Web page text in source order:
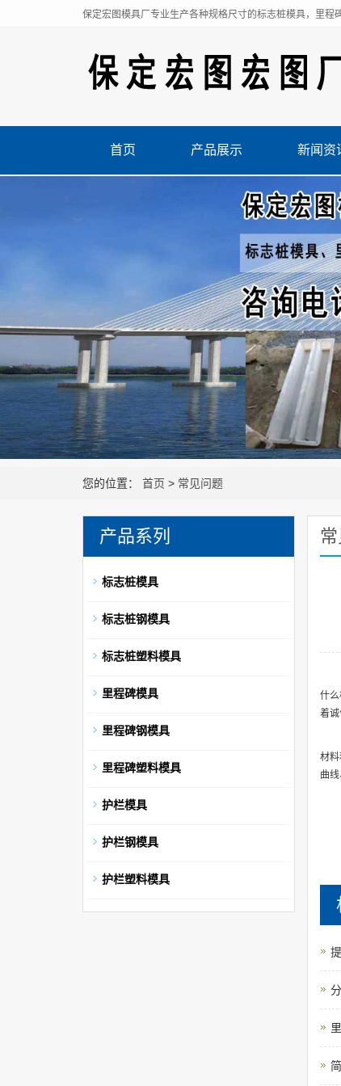
保定宏图模具厂专业生产各种规格尺寸的标志桩模具，里程
首页 产品展示 新闻资
您的位置： 首页 > 常见问题
什
着诚
材
曲
产品系列
标志桩模具
标志桩钢模具
标志桩塑料模具
里程碑模具
里程碑钢模具
里程碑塑料模具
护栏模具
护栏钢模具
护栏塑料模具